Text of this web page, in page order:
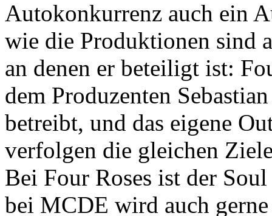
Autokonkurrenz auch ein
wie die Produktionen sind
an denen er beteiligt ist:
dem Produzenten
betreibt, und das eigene
verfolgen die gleichen
Bei Four Roses ist der
bei MCDE wird auch